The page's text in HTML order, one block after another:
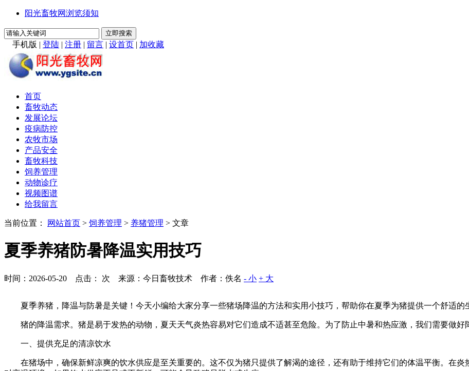
阳光畜牧网浏览须知
手机版 | 登陆 | 注册 | 留言 | 设首页 | 加收藏
首页
畜牧动态
发展论坛
疫病防控
农牧市场
产品安全
畜牧科技
饲养管理
动物诊疗
视频图谱
给我留言
当前位置： 网站首页 > 饲养管理 > 养猪管理 > 文章
夏季养猪防暑降温实用技巧
时间：2026-05-20 点击： 次 来源：今日畜牧技术 作者：佚名 - 小 + 大
夏季养猪，降温与防暑是关键！今天小编给大家分享一些猪场降温的方法和实用小技巧，帮助你在夏季为猪提供一个舒适的
猪的降温需求。猪是易于发热的动物，夏天天气炎热容易对它们造成不适甚至危险。为了防止中暑和热应激，我们需要做好
一、提供充足的清凉饮水
在猪场中，确保新鲜凉爽的饮水供应是至关重要的。这不仅为猪只提供了解渴的途径，还有助于维持它们的体温平衡。在